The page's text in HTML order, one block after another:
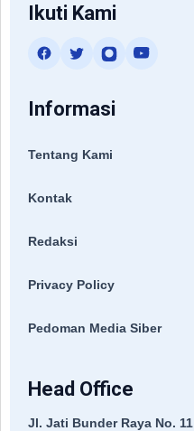
Ikuti Kami
Informasi
Tentang Kami
Kontak
Redaksi
Privacy Policy
Pedoman Media Siber
Head Office
Jl. Jati Bunder Raya No. 11